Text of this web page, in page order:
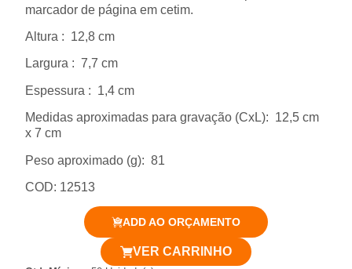
marcador de página em cetim.
Altura : 12,8 cm
Largura : 7,7 cm
Espessura : 1,4 cm
Medidas aproximadas para gravação (CxL): 12,5 cm
x 7 cm
Peso aproximado (g): 81
COD: 12513
ADD AO ORÇAMENTO
VER CARRINHO